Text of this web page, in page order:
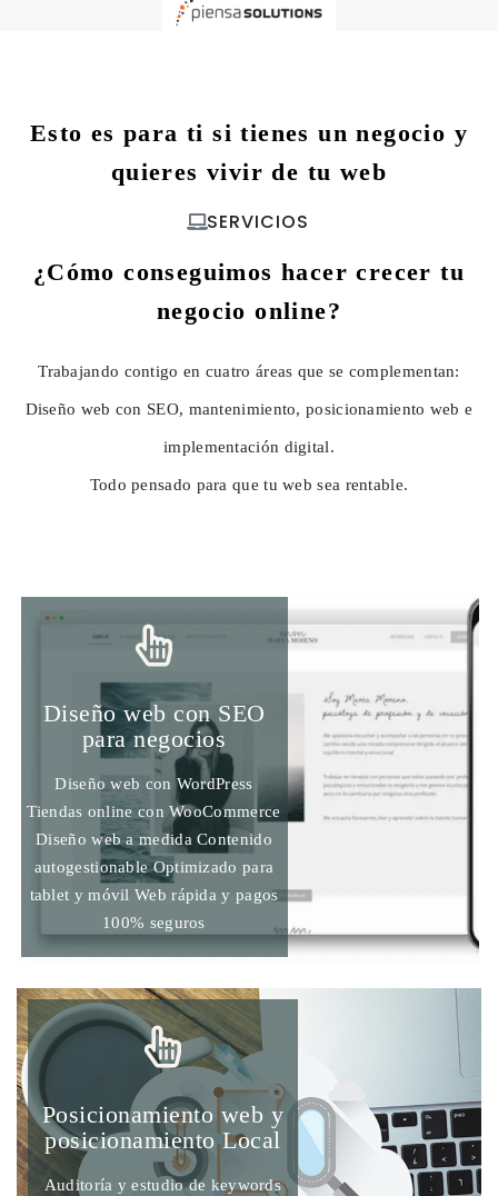
Esto es para ti si tienes un negocio y
quieres vivir de tu web
SERVICIOS
¿Cómo conseguimos hacer crecer tu
negocio online?
Trabajando contigo en cuatro áreas que se complementan:
Diseño web con SEO, mantenimiento, posicionamiento web e
implementación digital.
Todo pensado para que tu web sea rentable.
Diseño web con SEO
para negocios
Diseño web con WordPress
Tiendas online con WooCommerce
Diseño web a medida Contenido
autogestionable Optimizado para
tablet y móvil Web rápida y pagos
100% seguros
Posicionamiento web y
posicionamiento Local
Auditoría y estudio de keywords